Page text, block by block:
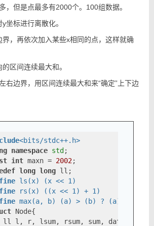
，但是点最多有2000个。100组数据。
坐标进行离散化。
，再依次加入某些x相同的点，这样就确
区间连续最大和。
右边界，用区间连续最大和来“确定”上下边
<bits/stdc++.h>
namespace std
int maxn = 2002
long long
ls(x) (x << 1)
rs(x) ((x << 1) + 1)
max(a, b) (a) > (b) ? (a) : (b)
Node{
ll l, r, lsum, rsum, sum, dat;